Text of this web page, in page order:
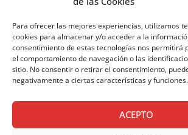
Para ofrecer las mejores experiencias, utilizamos
cookies para almacenar y/o acceder a la
consentimiento de estas tecnologías nos permitirá
el comportamiento de navegación o las
sitio. No consentir o retirar el consentimiento,
negativamente a ciertas características y funciones.
ACEPTO
AVISO LEGAL|POLÍTICA DE
POLÍTICA DE COOKIES